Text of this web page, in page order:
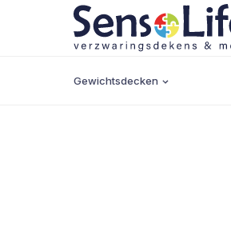
Gewichtsdecken